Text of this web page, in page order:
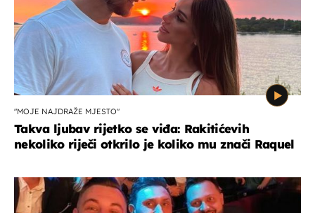
"MOJE NAJDRAŽE MJESTO"
Takva ljubav rijetko se viđa: Rakitićevih
nekoliko riječi otkrilo je koliko mu znači Raquel